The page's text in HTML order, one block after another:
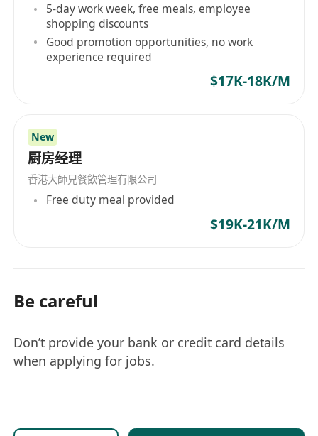
5-day work week, free meals, employee
shopping discounts
Good promotion opportunities, no work
experience required
$17K-18K/M
New
厨房经理
香港大師兄餐飲管理有限公司
Free duty meal provided
$19K-21K/M
Be careful
Don’t provide your bank or credit card details
when applying for jobs.